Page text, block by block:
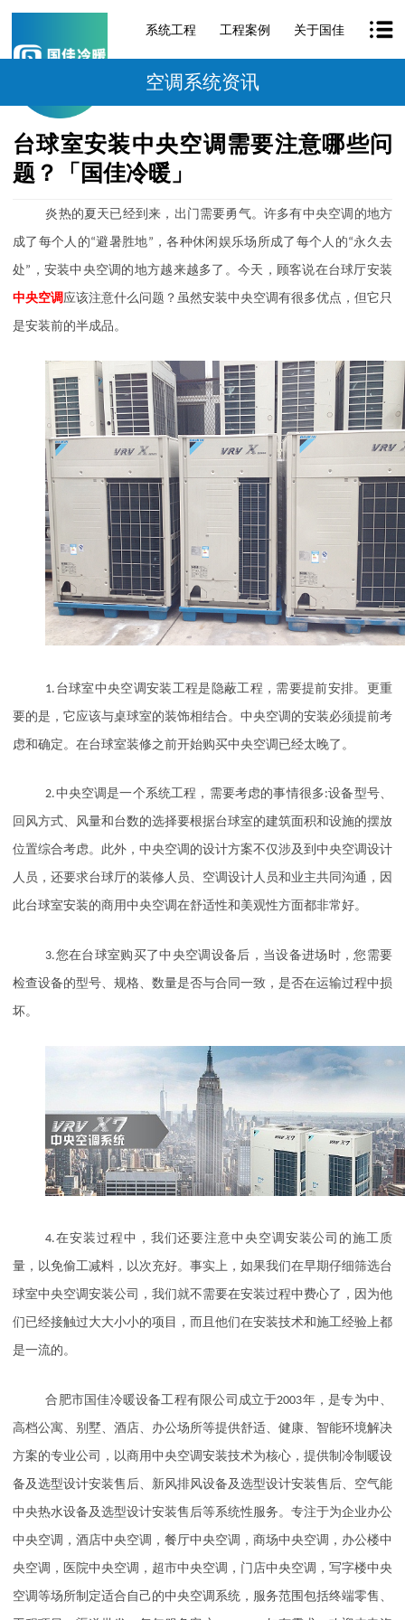
系统工程 工程案例 关于国佳
空调系统资讯
台球室安装中央空调需要注意哪些问
题？「国佳冷暖」
炎热的夏天已经到来，出门需要勇气。许多有中央空调的地方
成了每个人的“避暑胜地”，各种休闲娱乐场所成了每个人的“永久去
处”，安装中央空调的地方越来越多了。今天，顾客说在台球厅安装
中央空调应该注意什么问题？虽然安装中央空调有很多优点，但它只
是安装前的半成品。
1. 台球室中央空调安装工程是隐蔽工程，需要提前安排。更重
要的是，它应该与桌球室的装饰相结合。中央空调的安装必须提前考
虑和确定。在台球室装修之前开始购买中央空调已经太晚了。
2.中央空调是一个系统工程，需要考虑的事情很多:设备型号、
回风方式、风量和台数的选择要根据台球室的建筑面积和设施的摆放
位置综合考虑。此外，中央空调的设计方案不仅涉及到中央空调设计
人员，还要求台球厅的装修人员、空调设计人员和业主共同沟通，因
此台球室安装的商用中央空调在舒适性和美观性方面都非常好。
3.您在台球室购买了中央空调设备后，当设备进场时，您需要
检查设备的型号、规格、数量是否与合同一致，是否在运输过程中损
坏。
4.在安装过程中，我们还要注意中央空调安装公司的施工质
量，以免偷工减料，以次充好。事实上，如果我们在早期仔细筛选台
球室中央空调安装公司，我们就不需要在安装过程中费心了，因为他
们已经接触过大大小小的项目，而且他们在安装技术和施工经验上都
是一流的。
合肥市国佳冷暖设备工程有限公司成立于2003年，是专为中、
高档公寓、别墅、酒店、办公场所等提供舒适、健康、智能环境解决
方案的专业公司，以商用中央空调安装技术为核心，提供制冷制暖设
备及选型设计安装售后、新风排风设备及选型设计安装售后、空气能
中央热水设备及选型设计安装售后等系统性服务。专注于为企业办公
中央空调，酒店中央空调，餐厅中央空调，商场中央空调，办公楼中
央空调，医院中央空调，超市中央空调，门店中央空调，写字楼中央
空调等场所制定适合自己的中央空调系统，服务范围包括终端零售、